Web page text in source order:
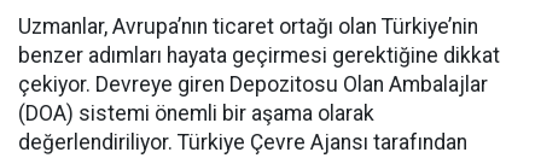
Uzmanlar, Avrupa’nın ticaret ortağı olan Türkiye’nin
benzer adımları hayata geçirmesi gerektiğine dikkat
çekiyor. Devreye giren Depozitosu Olan Ambalajlar
(DOA) sistemi önemli bir aşama olarak
değerlendiriliyor. Türkiye Çevre Ajansı tarafından